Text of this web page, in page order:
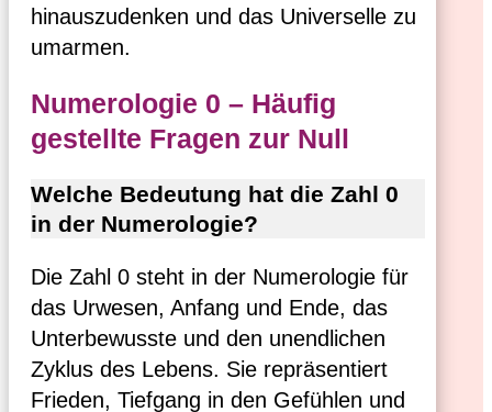
hinauszudenken und das Universelle zu
umarmen.
Numerologie 0 – Häufig
gestellte Fragen zur Null
Welche Bedeutung hat die Zahl 0
in der Numerologie?
Die Zahl 0 steht in der Numerologie für
das Urwesen, Anfang und Ende, das
Unterbewusste und den unendlichen
Zyklus des Lebens. Sie repräsentiert
Frieden, Tiefgang in den Gefühlen und